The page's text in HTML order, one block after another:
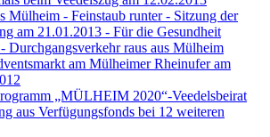
Mülheim - Feinstaub runter - Sitzung der
am 21.01.2013 - Für die Gesundheit
Durchgangsverkehr raus aus Mülheim
am Mülheimer Rheinufer am
„MÜLHEIM 2020“-Veedelsbeirat
aus Verfügungsfonds bei 12 weiteren